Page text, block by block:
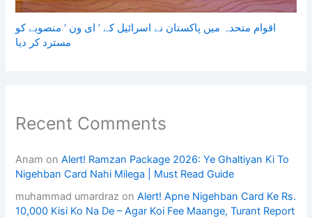
اقوام متحدہ میں پاکستان نے اسرائیل کے ’ ای ون ‘ منصوبے کو
مسترد کر دیا
Recent Comments
Anam onAlert! Ramzan Package 2026: Ye Ghaltiyan Ki To
Nigehban Card Nahi Milega | Must Read Guide
muhammad umardraz onAlert! Apne Nigehban Card Ke Rs.
10,000 Kisi Ko Na De – Agar Koi Fee Maange, Turant Report